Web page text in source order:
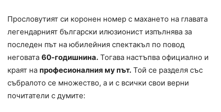
Прословутият си коронен номер с махането на главата
легендарният български илюзионист изпълнява за
последен път на юбилейния спектакъл по повод
неговата 60-годишнина. Тогава настъпва официално и
краят на професионалния му път. Той се разделя със
събралото се множество, а и с всички свои верни
почитатели с думите: